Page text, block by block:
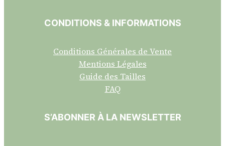
CONDITIONS & INFORMATIONS
Conditions Générales de Vente
Mentions Légales
Guide des Tailles
FAQ
S’ABONNER À LA NEWSLETTER